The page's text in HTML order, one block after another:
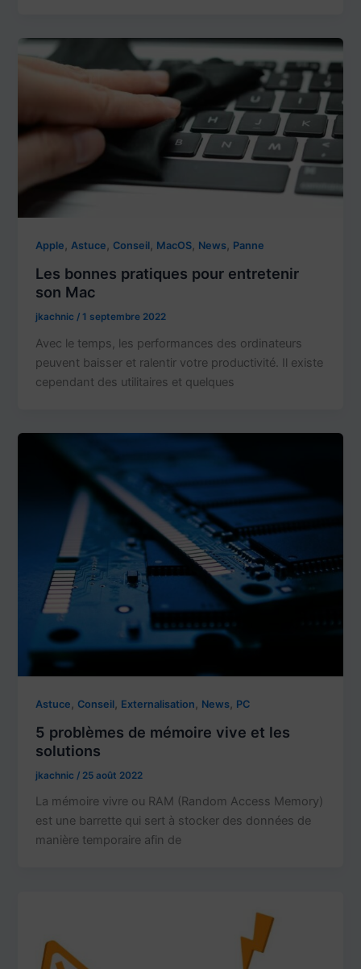
Apple ,Astuce , Conseil, MacOS, News, Panne
Les bonnes pratiques pour entretenir
son Mac
jkachnic/1 septembre 2022
Avec le temps, les performances des ordinateurs
peuvent baisser et ralentir votre productivité. Il existe
cependant des utilitaires et quelques
Astuce , Conseil, Externalisation , News, PC
5 problèmes de mémoire vive et les
solutions
jkachnic / 25 août 2022
La mémoire vivre ou RAM (Random Access Memory)
est une barrette qui sert à stocker des données de
manière temporaire afin de